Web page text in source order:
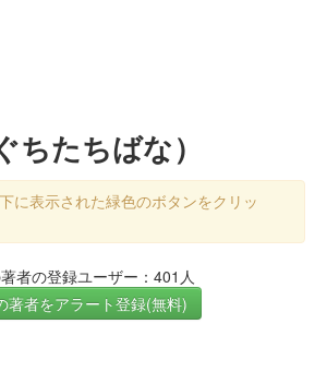
ちたちばな）
下に表示された緑色のボタンをクリッ
者の登録ユーザー：401人
著者をアラート登録(無料)